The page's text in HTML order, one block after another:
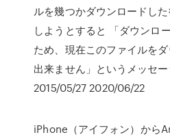
ルを幾つかダウンロードし
しようとすると 「ダウンロ
ため、現在このファイルを
出来ません」というメッセー
2015/05/27 2020/06/22
iPhone（アイフォン）から